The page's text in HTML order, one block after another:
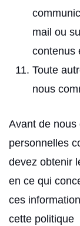
mail ou
contenus
Toute
nous
Avant de nous
personnelles
devez obtenir
en ce qui
ces
cette politique